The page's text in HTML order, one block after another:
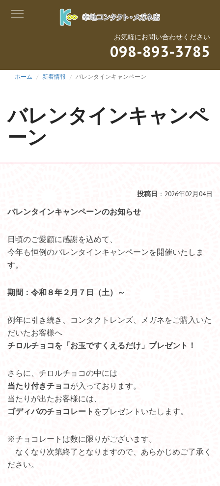
お気軽にお問い合わせください
098-893-3785
ホーム 新着情報 バレンタインキャンペーン
バレンタインキャンペ
ーン
投稿日 ：2026年02月04日
バレンタインキャンペーンのお知らせ
日頃のご愛顧に感謝を込めて、
今年も恒例のバレンタインキャンペーンを開催いたしま
す。
期間：令和８年２月７日（土）～
例年に引き続き、コンタクトレンズ、メガネをご購入いた
だいたお客様へ
チロルチョコを「お玉ですくえるだけ」プレゼント！
さらに、チロルチョコの中には
当たり付きチョコが入っております。
当たりが出たお客様には、
ゴディバのチョコレート をプレゼントいたします。
※チョコレートは数に限りがございます。
なくなり次第終了となりますので、あらかじめご了承く
ださい。